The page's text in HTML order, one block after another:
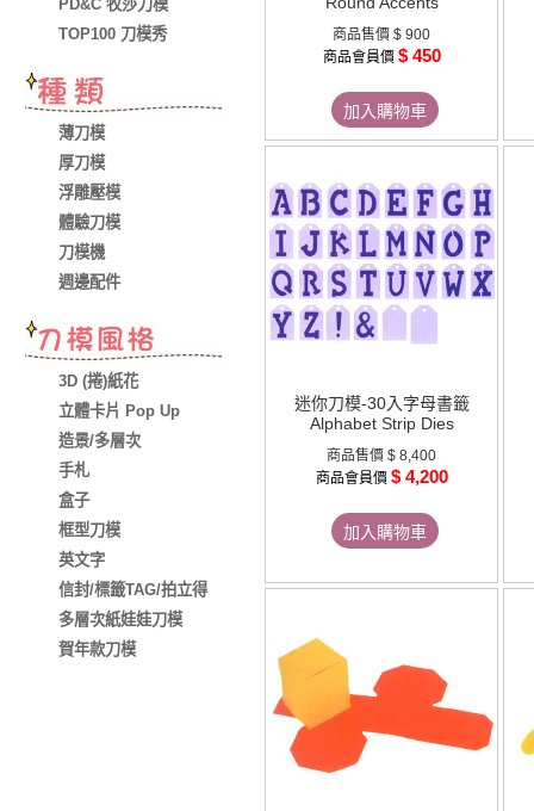
PD&C 牧莎刀模
TOP100 刀模秀
薄刀模
厚刀模
浮雕壓模
體驗刀模
刀模機
週邊配件
3D (捲)紙花
立體卡片 Pop Up
造景/多層次
手札
盒子
框型刀模
英文字
信封/標籤TAG/拍立得
多層次紙娃娃刀模
賀年款刀模
商品售價 $ 900
商品會員價 $ 450
加入購物車
迷你刀模-30入字母書籤
Alphabet Strip Dies
商品售價 $ 8,400
商品會員價 $ 4,200
加入購物車